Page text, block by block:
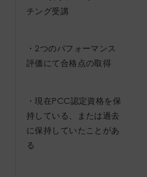
チング受講
・2つのパフォーマンス
評価にて合格点の取得
・現在PCC認定資格を保
持している、または過去
に保持していたことがあ
る